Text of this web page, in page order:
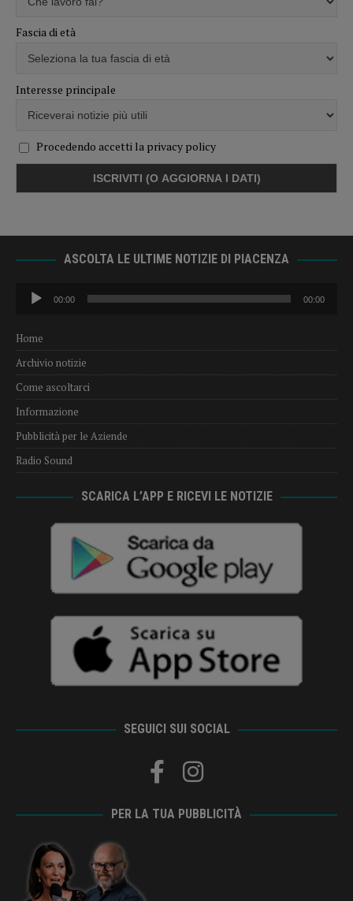
Fascia di età
Interesse principale
Procedendo accetti la privacy policy
ASCOLTA LE ULTIME NOTIZIE DI PIACENZA
Audio
Player
00:00 00:00
Home
Archivio notizie
Come ascoltarci
Informazione
Pubblicità per le Aziende
Radio Sound
SCARICA L’APP E RICEVI LE NOTIZIE
SEGUICI SUI SOCIAL
PER LA TUA PUBBLICITÀ